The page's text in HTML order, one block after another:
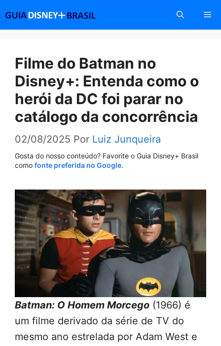
conteúdo
Filme do Batman no
Disney+: Entenda como o
herói da DC foi parar no
catálogo da concorrência
02/08/2025 Por Luiz Junqueira
Gosta do nosso conteúdo? Favorite o Guia Disney+ Brasil
como fonte preferida no Google.
Batman: O Homem Morcego (1966) é
um filme derivado da série de TV do
mesmo ano estrelada por Adam West e